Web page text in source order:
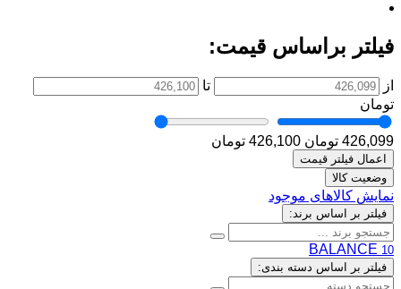
فیلتر براساس قیمت:
از
تا
تومان
426,099 تومان 426,100 تومان
اعمال فیلتر قیمت
وضعیت کالا
نمایش کالاهای موجود
فیلتر بر اساس برند:
BALANCE 10
فیلتر بر اساس دسته بندی: